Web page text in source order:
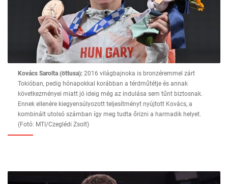
Kovács Sarolta (öttusa): 2016 világbajnoka is bronzéremmel zárt
Tokióban, pedig hónapokkal korábban a térdműtétje és annak
következményei miatt jó ideig még az indulása sem tűnt biztosnak.
Ennek ellenére kiegyensúlyozott teljesítményt nyújtott Kovács, a
kombinált utolsó számban így meg tudta őrizni a harmadik helyet.
(Fotó: MTI/Czeglédi Zsolt)